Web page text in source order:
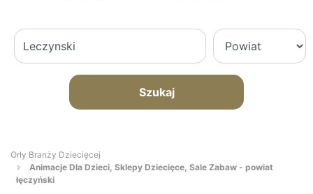
Szukaj
Orły Branży Dziecięcej
Animacje Dla Dzieci, Sklepy Dziecięce, Sale Zabaw - powiat
łęczyński